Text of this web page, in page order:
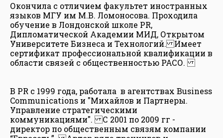
Окончила с отличием факультет иностранных
языков МГУ им М.В. Ломоносова. Проходила
обучение в Лондонской школе PR,
Дипломатической Академии МИД, Открытом
Университете Бизнеса и Технологий. Имеет
сертификат профессиональной квалификации в
области связей с общественностью РАСО.
В PR с 1999 года, работала в агентствах Business
Communications и "Михайлов и Партнеры.
Управление стратегическими
коммуникациями". С 2001 по 2009 гг -
директор по общественным связям компании